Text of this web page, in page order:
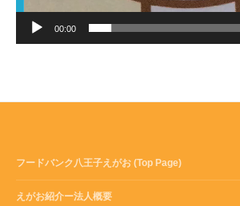
00:00
フードバンク八王子えがお (Top Page)
えがお紹介ー法人概要